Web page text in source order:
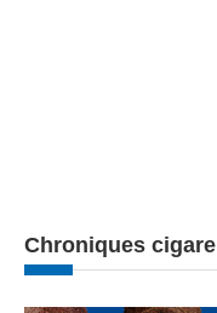
Chroniques cigare